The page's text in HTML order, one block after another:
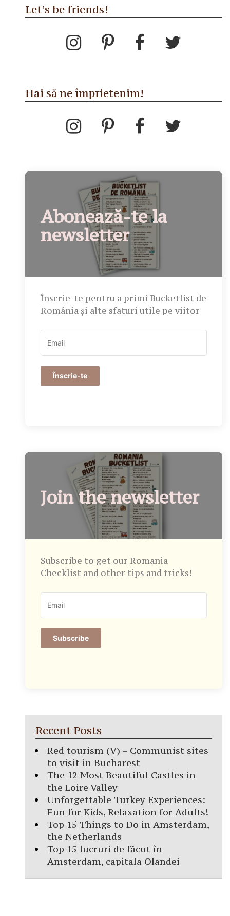
Let’s be friends!
Hai să ne împrietenim!
Abonează-te la
newsletter
Înscrie-te pentru a primi Bucketlist de
România și alte sfaturi utile pe viitor
Înscrie-te
Join the newsletter
Subscribe to get our Romania
Checklist and other tips and tricks!
Subscribe
Recent Posts
Red tourism (V) – Communist sites
to visit in Bucharest
The 12 Most Beautiful Castles in
the Loire Valley
Unforgettable Turkey Experiences:
Fun for Kids, Relaxation for Adults!
Top 15 Things to Do in Amsterdam,
the Netherlands
Top 15 lucruri de făcut în
Amsterdam, capitala Olandei